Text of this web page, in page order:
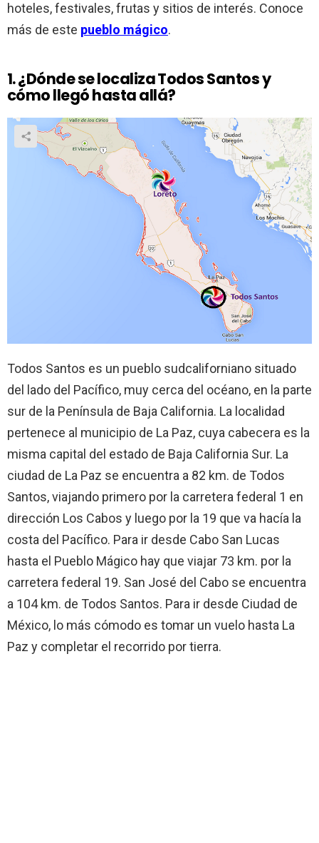
hoteles, festivales, frutas y sitios de interés. Conoce
más de este pueblo mágico.
1. ¿Dónde se localiza Todos Santos y
cómo llegó hasta allá?
Todos Santos es un pueblo sudcaliforniano situado
del lado del Pacífico, muy cerca del océano, en la parte
sur de la Península de Baja California. La localidad
pertenece al municipio de La Paz, cuya cabecera es la
misma capital del estado de Baja California Sur. La
ciudad de La Paz se encuentra a 82 km. de Todos
Santos, viajando primero por la carretera federal 1 en
dirección Los Cabos y luego por la 19 que va hacía la
costa del Pacífico. Para ir desde Cabo San Lucas
hasta el Pueblo Mágico hay que viajar 73 km. por la
carretera federal 19. San José del Cabo se encuentra
a 104 km. de Todos Santos. Para ir desde Ciudad de
México, lo más cómodo es tomar un vuelo hasta La
Paz y completar el recorrido por tierra.